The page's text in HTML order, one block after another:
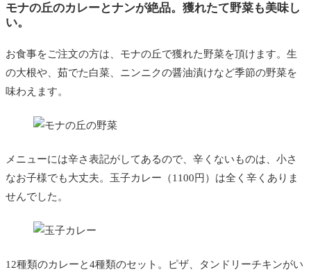
モナの丘のカレーとナンが絶品。獲れたて野菜も美味し
い。
お食事をご注文の方は、モナの丘で獲れた野菜を頂けます。生
の大根や、茹でた白菜、ニンニクの醤油漬けなど季節の野菜を
味わえます。
メニューには辛さ表記がしてあるので、辛くないものは、小さ
なお子様でも大丈夫。玉子カレー（1100円）は全く辛くありま
せんでした。
12種類のカレーと4種類のセット。ピザ、タンドリーチキンがい